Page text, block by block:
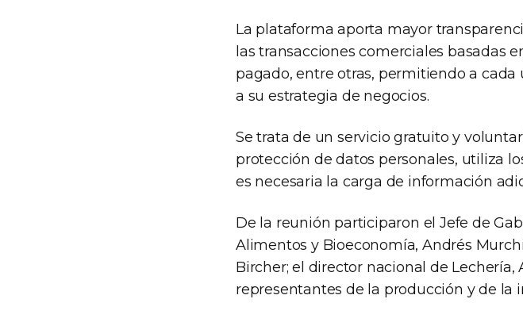
La plataforma aporta mayor
las transacciones comerciales basadas
pagado, entre otras, permitiendo a
a su estrategia de negocios.
Se trata de un servicio gratuito y
protección de datos personales, utiliza
es necesaria la carga de información
De la reunión participaron el Jefe de
Alimentos y Bioeconomía, Andrés
Bircher; el director nacional de
representantes de la producción y de la